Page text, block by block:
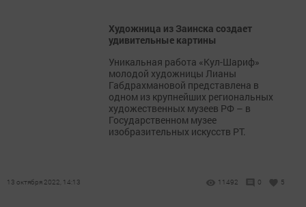
Художница из Заинска создает
удивительные картины
Уникальная работа «Кул-Шариф»
молодой художницы Лианы
Габдрахмановой представлена в
одном из крупнейших региональных
художественных музеев РФ – в
Государственном музее
изобразительных искусств РТ.
13 октября 2022, 14:13 11492 0 5